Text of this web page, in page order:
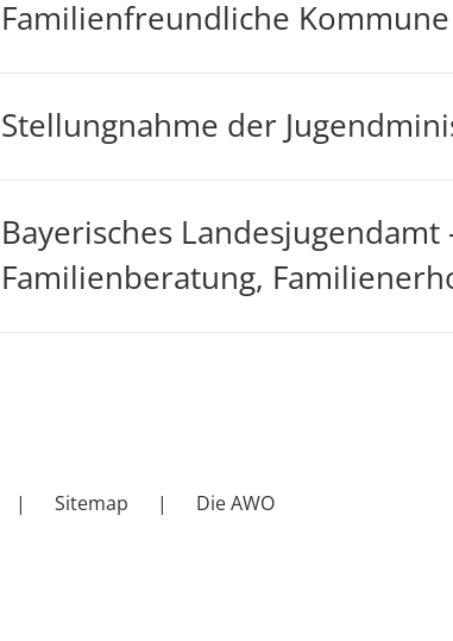
Familienfreundliche
Stellungnahme der
Bayerisches
Familienberatung,
Sitemap Die AWO